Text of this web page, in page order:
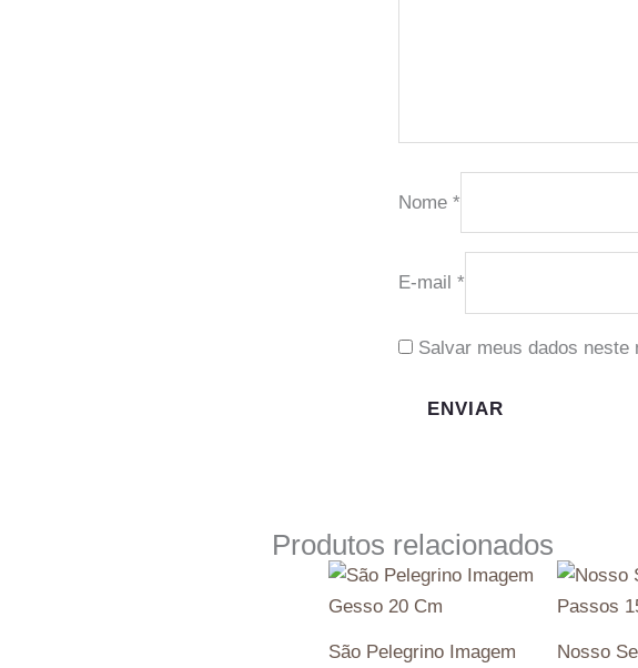
Nome *
E-mail *
Salvar meus dados neste
Produtos relacionados
São Pelegrino Imagem
Nosso